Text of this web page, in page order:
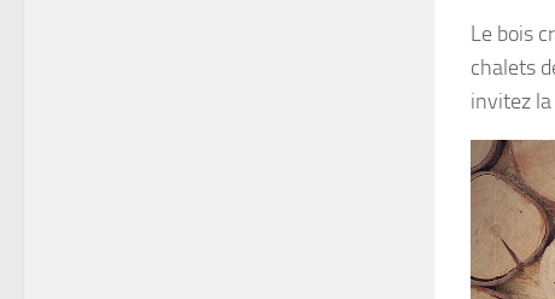
Le bois
chalets
invitez